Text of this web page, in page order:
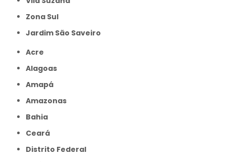
Zona Sul
jardim São Saveiro
Acre
Alagoas
Amapá
Amazonas
Bahia
Ceará
Distrito Federal